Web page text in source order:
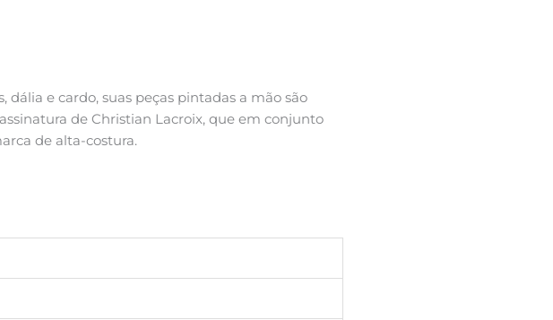
dália e cardo, suas peças pintadas a mão são
de Christian Lacroix, que em conjunto
de alta-costura.